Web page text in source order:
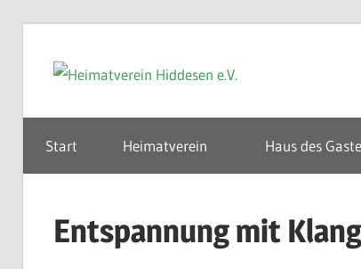
Inhalt
e.V.
Start Heimatverein Haus des
Entspannung mit Klang